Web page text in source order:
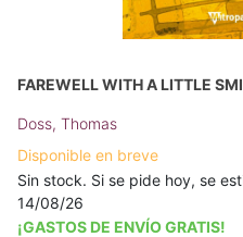
FAREWELL WITH A LITTLE
Doss, Thomas
Disponible en breve
Sin stock. Si se pide hoy, se
14/08/26
¡GASTOS DE ENVÍO GRATIS!